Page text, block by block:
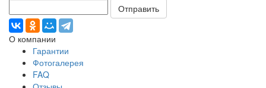
Отправить
О компании
Гарантии
Фотогалерея
FAQ